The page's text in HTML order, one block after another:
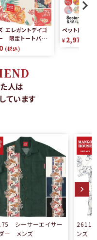
エレガントデイゴ
限定トートバッグ
ブル
税込
ペット用かり
¥ 2,970
人は
ています
楽園ミンサー メ